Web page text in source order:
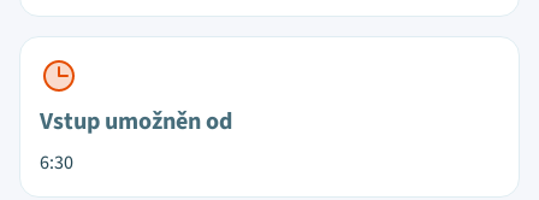
Vstup umožněn od
6:30